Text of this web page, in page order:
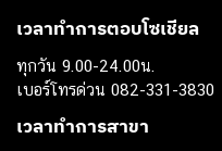
เวลาทำการตอบโซเชียล
ทุกวัน 9.00-24.00น.
เบอร์โทรด่วน 082-331-3830
เวลาทำการสาขา